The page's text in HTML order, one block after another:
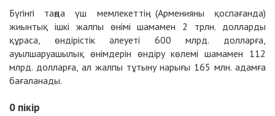
Бүгінгі таңда үш мемлекеттің (Арме­нияны қоспағанда)
жиынтық ішкі жалпы өнімі шамамен 2 трлн. долларды
құраса, өндірістік әлеуеті 600 млрд. долларға,
ауылшаруашылық өнімдерін өндіру көлемі шамамен 112
млрд. долларға, ал жалпы тұтыну нарығы 165 млн. адамға
бағаланады.
0 пікір